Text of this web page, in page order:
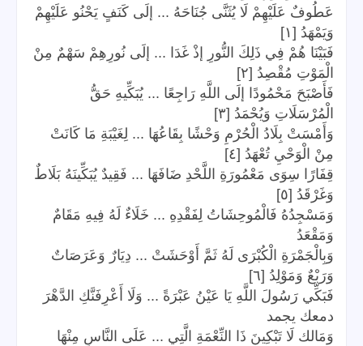
عَطُوفٌ عَلَيْهِمْ لَا يُثَنَّى جُنَاحَهُ ... إلَى كَنَفٍ يَحْنُو عَلَيْهِمْ
وَيَمْهَدُ [١]
فَبَيْنَا هُمْ فِي ذَلِكَ النُّورِ إذْ غَدَا ... إلَى نُورِهِمْ سَهْمٌ مِنْ
الْمَوْتِ مُقْصِدُ [٢]
فَأَصْبَحَ مَحْمُودًا إلَى اللَّهِ رَاجِعًا ... يُبَكِّيهِ حَقُّ
الْمُرْسَلَاتِ وَيُحْمَدُ [٣]
وَأَمْسَتْ بِلَادُ الْحُرْمِ وَحْشًا بِقَاعُهَا ... لِغَيْبَةِ مَا كَانَتْ
مِنْ الْوَحْيِ تُعْهَدُ [٤]
قِفَارًا سِوَى مَعْمُورَةِ اللَّحْدِ ضَافَهَا ... فَقِيدٌ يُبَكِّينَهُ بَلَاطٌ
وَغَرْقَدُ [٥]
وَمَسْجِدُهُ فَالْمُوحِشَاتُ لِفَقْدِهِ ... خَلَاءٌ لَهُ فِيهِ مَقَامٌ
وَمَقْعَدُ
وَبِالْجَمْرَةِ الْكُبْرَى لَهُ ثَمَّ أَوْحَشَتْ ... دِيَارٌ وَعَرَصَاتٌ
وَرَبْعٌ وَمَوْلِدُ [٦]
فَبَكِّي رَسُولَ اللَّهِ يَا عَيْنُ عَبْرَةً ... وَلَا أَعْرِفَنَّكِ الدَّهْرَ
دمعك يجمد
وَمَالك لَا تَبْكِينَ ذَا النِّعْمَةِ الَّتِي ... عَلَى النَّاسِ مِنْهَا